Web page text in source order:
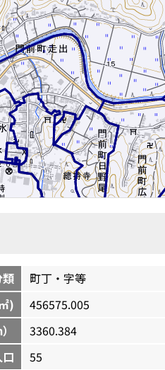
町丁・字等
)
456575.005
3360.384
55